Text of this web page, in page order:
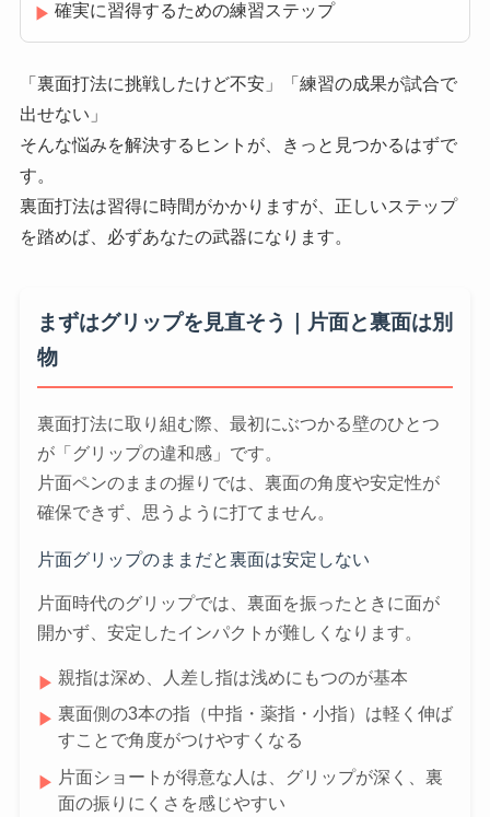
▶ 確実に習得するための練習ステップ
「裏面打法に挑戦したけど不安」「練習の成果が試合で
出せない」
そんな悩みを解決するヒントが、きっと見つかるはずで
す。
裏面打法は習得に時間がかかりますが、正しいステップ
を踏めば、必ずあなたの武器になります。
まずはグリップを見直そう｜片面と裏面は別
物
裏面打法に取り組む際、最初にぶつかる壁のひとつ
が「グリップの違和感」です。
片面ペンのままの握りでは、裏面の角度や安定性が
確保できず、思うように打てません。
片面グリップのままだと裏面は安定しない
片面時代のグリップでは、裏面を振ったときに面が
開かず、安定したインパクトが難しくなります。
▶ 親指は深め、人差し指は浅めにもつのが基本
▶ 裏面側の3本の指（中指・薬指・小指）は軽く伸ば
すことで角度がつけやすくなる
▶ 片面ショートが得意な人は、グリップが深く、裏
面の振りにくさを感じやすい